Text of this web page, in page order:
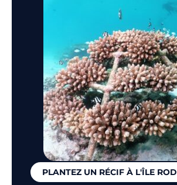
PLANTEZ UN RÉCIF À L'ÎLE